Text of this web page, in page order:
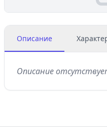
Описание
Описание